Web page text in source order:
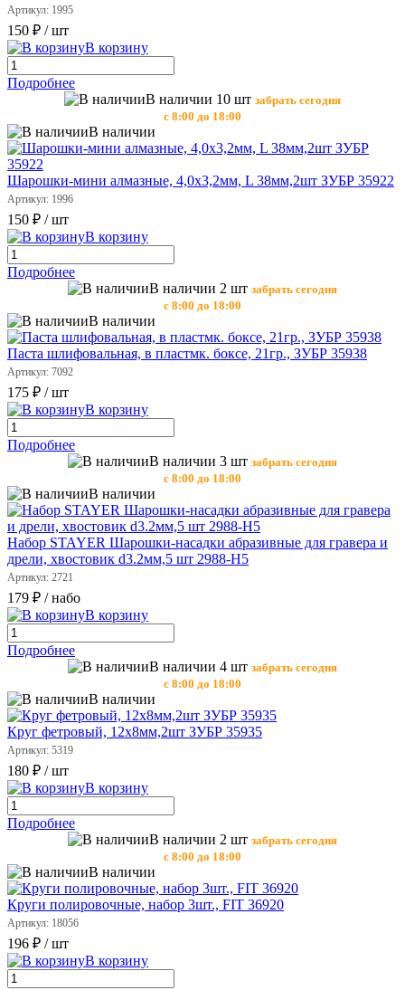
Артикул: 1995
150 ₽ / шт
В корзину
Подробнее
В наличии 10 шт забрать сегодня
с 8:00 до 18:00
В наличии
Шарошки-мини алмазные, 4,0х3,2мм, L 38мм,2шт ЗУБР 35922
Артикул: 1996
150 ₽ / шт
В корзину
Подробнее
В наличии 2 шт забрать сегодня
с 8:00 до 18:00
В наличии
Паста шлифовальная, в пластмк. боксе, 21гр., ЗУБР 35938
Артикул: 7092
175 ₽ / шт
В корзину
Подробнее
В наличии 3 шт забрать сегодня
с 8:00 до 18:00
В наличии
Набор STAYER Шарошки-насадки абразивные для гравера и
дрели, хвостовик d3.2мм,5 шт 2988-Н5
Артикул: 2721
179 ₽ / набо
В корзину
Подробнее
В наличии 4 шт забрать сегодня
с 8:00 до 18:00
В наличии
Круг фетровый, 12х8мм,2шт ЗУБР 35935
Артикул: 5319
180 ₽ / шт
В корзину
Подробнее
В наличии 2 шт забрать сегодня
с 8:00 до 18:00
В наличии
Круги полировочные, набор 3шт., FIT 36920
Артикул: 18056
196 ₽ / шт
В корзину